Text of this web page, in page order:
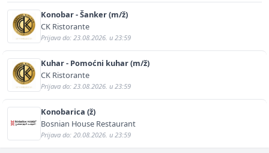
Konobar - Šanker (m/ž)
CK Ristorante
Prijava do: 23.08.2026. u 23:59
Kuhar - Pomoćni kuhar (m/ž)
CK Ristorante
Prijava do: 23.08.2026. u 23:59
Konobarica (ž)
Bosnian House Restaurant
Prijava do: 20.08.2026. u 23:59